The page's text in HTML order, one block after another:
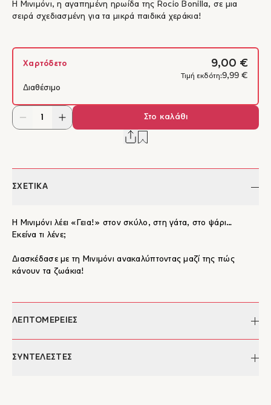
Η Μινιμόνι, η αγαπημένη ηρωίδα της Rocio Bonilla, σε μια
σειρά σχεδιασμένη για τα μικρά παιδικά χεράκια!
Χαρτόδετο 9,00 €
Τιμή εκδότη:9,99 €
Διαθέσιμο
Στο καλάθι
ΣΧΕΤΙΚΑ
Η Μινιμόνι λέει «Γεια!» στον σκύλο, στη γάτα, στο ψάρι…
Εκείνα τι λένε;
Διασκέδασε με τη Μινιμόνι ανακαλύπτοντας μαζί της πώς
κάνουν τα ζωάκια!
ΛΕΠΤΟΜΕΡΕΙΕΣ
Συγγραφέας:
ΣΥΝΤΕΛΕΣΤΕΣ